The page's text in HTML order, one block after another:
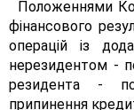
Положеннями
фінансового
операцій із
нерезидентом -
резидента -
припинення